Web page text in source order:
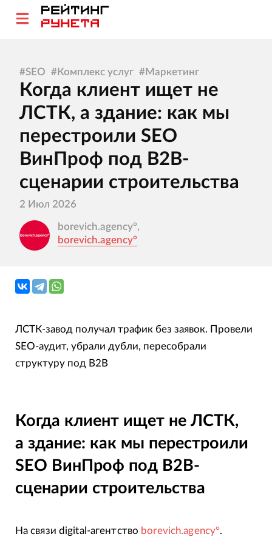
#SEO #Комплекс услуг #Маркетинг
Когда клиент ищет не
ЛСТК, а здание: как мы
перестроили SEO
ВинПроф под B2B-
сценарии строительства
2 Июл 2026
borevich.agency°,
borevich.agency°
ЛСТК-завод получал трафик без заявок. Провели
SEO-аудит, убрали дубли, пересобрали
структуру под B2B
Когда клиент ищет не ЛСТК,
а здание: как мы перестроили
SEO ВинПроф под B2B-
сценарии строительства
На связи digital-агентство borevich.agency°.